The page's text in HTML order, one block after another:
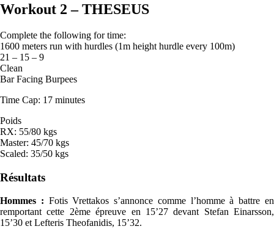
Workout 2 – THESEUS
Complete the following for time:
1600 meters run with hurdles (1m height hurdle every 100m)
21 – 15 – 9
Clean
Bar Facing Burpees
Time Cap: 17 minutes
Poids
RX: 55/80 kgs
Master: 45/70 kgs
Scaled: 35/50 kgs
Résultats
Hommes : Fotis Vrettakos s’annonce comme l’homme à battre en
remportant cette 2ème épreuve en 15’27 devant Stefan Einarsson,
15’30 et Lefteris Theofanidis, 15’32.